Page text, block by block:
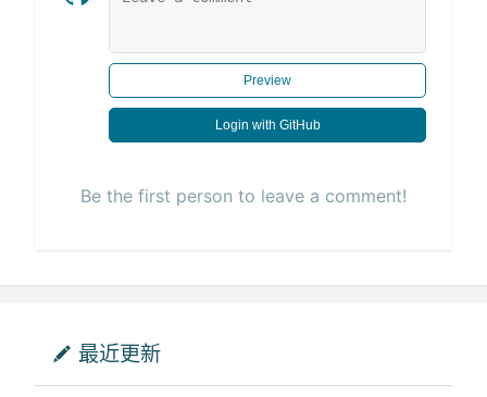
Preview
Login with GitHub
Be the first person to leave a comment!
最近更新